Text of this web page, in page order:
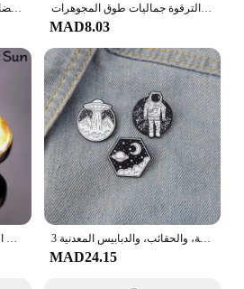
الزركون زحل الفضاء الأرض قلادة قلادة لذيذ الأزرق كوكب قلادة الفولاذ المقاوم للصدأ سلسلة الترقوة جماليات طوق المجوهرات
MAD8.03
3 قطع من شارات سلسلة استكشاف الفضاء الإبداعية للجنسين، والملابس اليومية، والحقائب، والدبابيس المعدنية
MAD24.15